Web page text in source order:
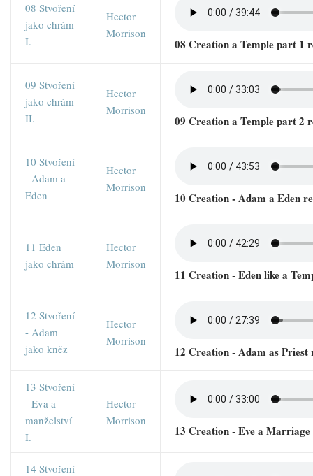
08 Stvoření
jako chrám
I.
Hector
Morrison
08 Creation a Temple part 1
09 Stvoření
jako chrám
II.
Hector
Morrison
09 Creation a Temple part 2
10 Stvoření
- Adam a
Eden
Hector
Morrison
10 Creation - Adam a Eden
11 Eden
jako chrám
Hector
Morrison
11 Creation - Eden like a
12 Stvoření
- Adam
jako kněz
Hector
Morrison
12 Creation - Adam as Priest
13 Stvoření
- Eva a
manželství
I.
Hector
Morrison
13 Creation - Eve a
14 Stvoření